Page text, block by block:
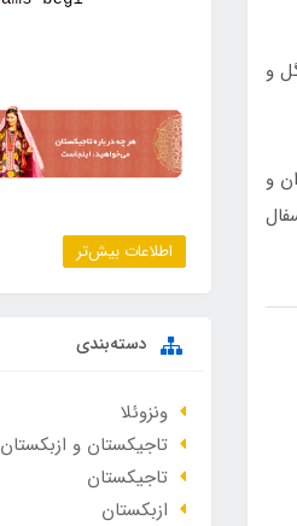
منقوش به گل و
و
اطلاعات بیش‌تر
دسته‌بندی
ونزوئلا
تاجیکستان و ازبکستان
تاجیکستان
ازبکستان